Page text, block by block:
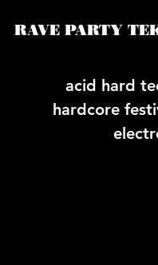
RAVE PARTY
acid hard
hardcore